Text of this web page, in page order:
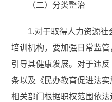
（二）分类整治
1.对于取得人力资源社
培训机构，要加强日常监管
引导其健康发展。对于违
条以及《民办教育促进法
相关部门根据职权范围依法